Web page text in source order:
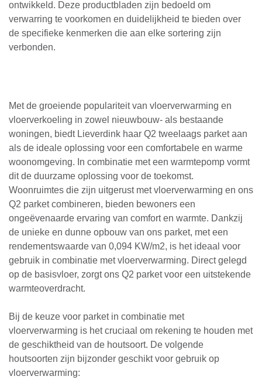
ontwikkeld. Deze productbladen zijn bedoeld om
verwarring te voorkomen en duidelijkheid te bieden over
de specifieke kenmerken die aan elke sortering zijn
verbonden.
Met de groeiende populariteit van vloerverwarming en
vloerverkoeling in zowel nieuwbouw- als bestaande
woningen, biedt Lieverdink haar Q2 tweelaags parket aan
als de ideale oplossing voor een comfortabele en warme
woonomgeving. In combinatie met een warmtepomp vormt
dit de duurzame oplossing voor de toekomst.
Woonruimtes die zijn uitgerust met vloerverwarming en ons
Q2 parket combineren, bieden bewoners een
ongeëvenaarde ervaring van comfort en warmte. Dankzij
de unieke en dunne opbouw van ons parket, met een
rendementswaarde van 0,094 KW/m2, is het ideaal voor
gebruik in combinatie met vloerverwarming. Direct gelegd
op de basisvloer, zorgt ons Q2 parket voor een uitstekende
warmteoverdracht.
Bij de keuze voor parket in combinatie met
vloerverwarming is het cruciaal om rekening te houden met
de geschiktheid van de houtsoort. De volgende
houtsoorten zijn bijzonder geschikt voor gebruik op
vloerverwarming: